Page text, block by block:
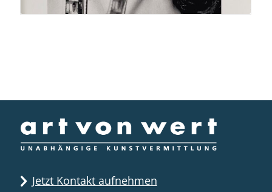
Jetzt Kontakt aufnehmen